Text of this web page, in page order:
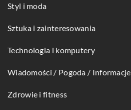
Styl i moda
Sztuka i zainteresowania
Technologia i komputery
Wiadomości / Pogoda / Informacje
Zdrowie i fitness